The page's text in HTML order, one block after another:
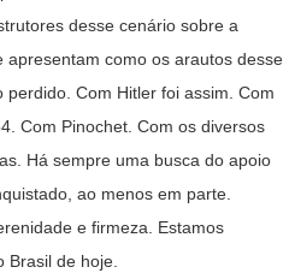
desse cenário sobre a
como os arautos desse
Com Hitler foi assim. Com
Com Pinochet. Com os diversos
Há sempre uma busca do apoio
ao menos em parte.
e firmeza. Estamos
Brasil de hoje.